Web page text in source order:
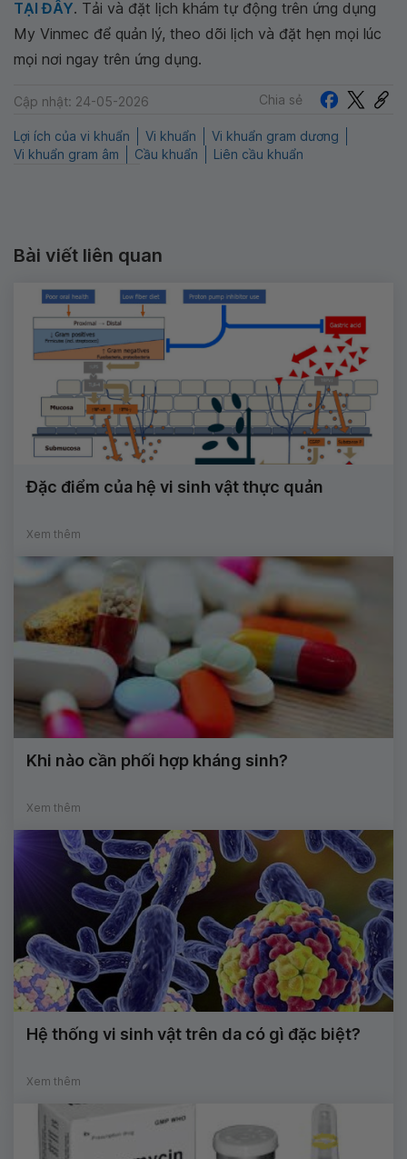
TẠI ĐÂY. Tải và đặt lịch khám tự động trên ứng dụng
My Vinmec để quản lý, theo dõi lịch và đặt hẹn mọi lúc
mọi nơi ngay trên ứng dụng.
Cập nhật: 24-05-2026 Chia sẻ
Lợi ích của vi khuẩn Vi khuẩn
Vi khuẩn gram dương
Vi khuẩn gram âm
Cầu khuẩn Liên cầu khuẩn
Bài viết liên quan
Đặc điểm của hệ vi sinh vật thực quản
Xem thêm
Khi nào cần phối hợp kháng sinh?
Xem thêm
Hệ thống vi sinh vật trên da có gì đặc biệt?
Xem thêm